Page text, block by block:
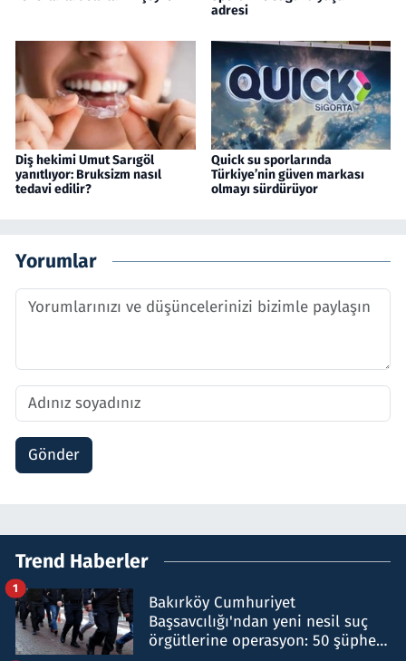
adresi
Diş hekimi Umut Sarıgöl
yanıtlıyor: Bruksizm nasıl
tedavi edilir?
Quick su sporlarında
Türkiye’nin güven markası
olmayı sürdürüyor
Yorumlar
Gönder
Trend Haberler
Bakırköy Cumhuriyet
Başsavcılığı'ndan yeni nesil suç
örgütlerine operasyon: 50 şüpheli
1